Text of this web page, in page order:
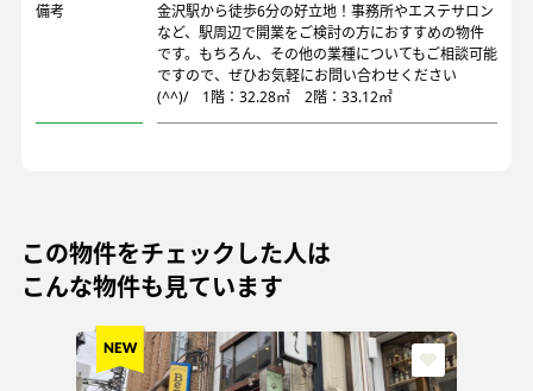
備考
金沢駅から徒歩6分の好立地！事務所やエステサロン
など、駅周辺で開業をご検討の方におすすめの物件
です。もちろん、その他の業種についてもご相談可能
ですので、ぜひお気軽にお問い合わせください
(^^)/ 1階：32.28㎡ 2階：33.12㎡
この物件をチェックした人は
こんな物件も見ています